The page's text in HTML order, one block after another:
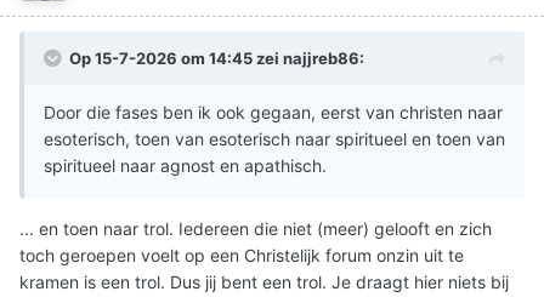
Op 15-7-2026 om 14:45 zei najjreb86:
Door die fases ben ik ook gegaan, eerst van christen naar
esoterisch, toen van esoterisch naar spiritueel en toen van
spiritueel naar agnost en apathisch.
... en toen naar trol. Iedereen die niet (meer) gelooft en zich
toch geroepen voelt op een Christelijk forum onzin uit te
kramen is een trol. Dus jij bent een trol. Je draagt hier niets bij